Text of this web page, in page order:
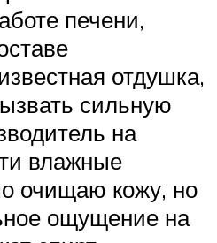
печени,
отдушка,
сильную
на
влажные
очищаю кожу, но
ощущение на